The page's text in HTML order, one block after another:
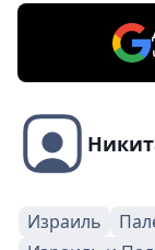
Израиль